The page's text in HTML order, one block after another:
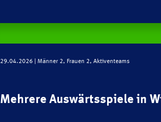
29.04.2026 | Männer 2, Frauen 2, Aktiventeams
Mehrere Auswärtsspiele in